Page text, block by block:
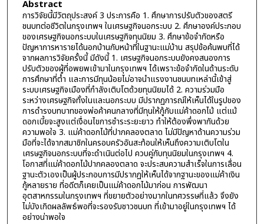
Abstract
การวิจัยนี้มีวัตถุประสงค์ 3 ประการคือ 1. ศึกษาการปรับตัวของสตรี
ชนบทต่อชีวิตในกรุงเทพฯ ในเศรษฐกิจนอกระบบ 2. ศึกษาองค์ประกอบ
ของเศรษฐกิจนอกระบบในเศรษฐกิจทุนนิยม 3. ศึกษาข้อจำกัดหรือ
ปัญหาการหารายได้นอกบ้านกับหน้าที่ในฐานะแม่บ้าน สรุปข้อค้นพบที่ได้
จากผลการวิจัยครั้งนี้ มีดังนี้ 1. เศรษฐกิจนอกระบบยังคงสนองการ
ปรับตัวของผู้ที่อพยพเข้ามาในกรุงเทพฯ ได้เพราะข้อจำกัดในด้านระดับ
การศึกษาที่ต่ำ และการมีทุนน้อยไม่อาจนำแรงงานชนบทเหล่านี้เข้าสู่
ระบบเศรษฐกิจเมืองที่กำลังเติบโตด้วยทุนนิยมได้ 2. ความร่วมมือ
ระหว่างเศรษฐกิจทั้งในและนอกระบบ มีปรากฏการณ์ให้เห็นได้ในรูปของ
การดำรงบทบาทของพ่อค้าคนกลางที่มีทุนให้กู้กับแม่ค้าดอกไม้ แต่แม้
ดอกเบี้ยจะสูงแต่เงื่อนไขการชำระระยะยาว ทำให้ต้องพึ่งพากันด้วย
ความพอใจ 3. แม่ค้าดอกไม้ที่ปากคลองตลาด ไม่มีปัญหาด้านความร่วม
มือที่จะได้จากสมาชิกในครอบครัวอันสะท้อนให้เห็นถึงความเติบโตใน
เศรษฐกิจนอกระบบที่จะดำเนินต่อไป ควบคู่กับทุนนิยมในกรุงเทพฯ 4.
โอกาสที่แม่ค้าดอกไม้ปากคลองตลาด จะประสบความสำเร็จในการเลื่อน
ฐานะตัวเองเป็นผู้ประกอบการมีปรากฏให้เห็นได้จากฐานะของแม่ค้าเงิน
กู้หลายราย ที่อดีตก็เคยเป็นแม่ค้าดอกไม้มาก่อน การพัฒนา
อุตสาหกรรมในกรุงเทพฯ ที่ขยายตัวอย่างมากในทศวรรษที่แล้ว จึงยัง
ไม่บังเกิดผลลัพธ์พอที่จะรองรับชาวชนบท ที่เข้ามาอยู่ในกรุงเทพฯ ได้
อย่างน่าพอใจ